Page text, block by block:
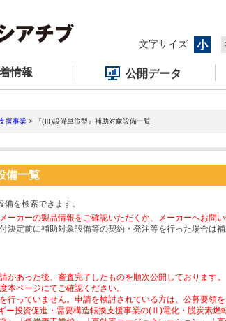
文字サイズ
小
情報 公開データ
援事業 > 『(Ⅲ)設備単位型』補助対象設備一覧
備一覧
を検索できます。
カーの製品情報をご確認いただくか、メーカーへお問い
定前に補助対象設備等の契約・発注等を行った場合は
あった後、審査完了したものを順次公開しております。
本ページにてご確認ください。
っていません。申請を検討されている方は、公募要領を
ー投資促進・需要構造転換支援事業の(Ⅱ)電化・脱炭素燃